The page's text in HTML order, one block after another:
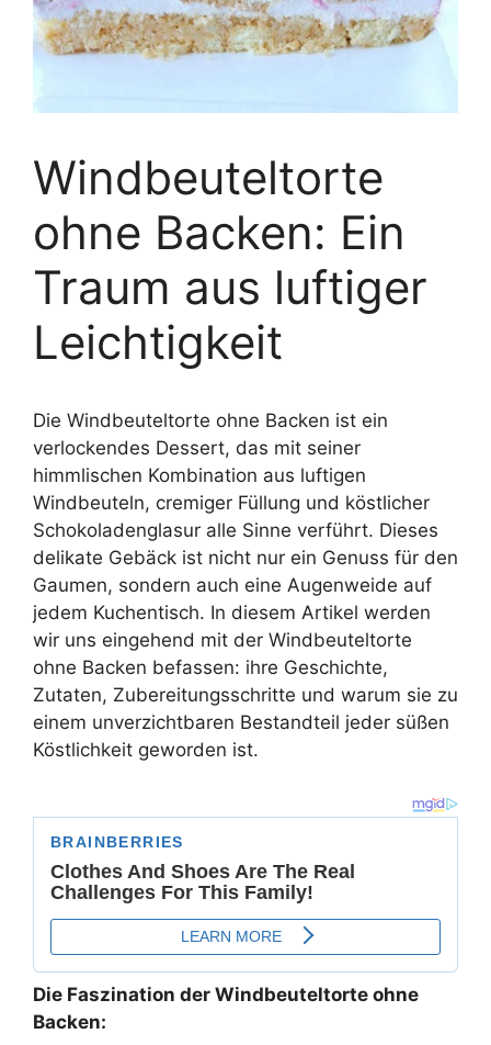
Windbeuteltorte
ohne Backen: Ein
Traum aus luftiger
Leichtigkeit
Die Windbeuteltorte ohne Backen ist ein
verlockendes Dessert, das mit seiner
himmlischen Kombination aus luftigen
Windbeuteln, cremiger Füllung und köstlicher
Schokoladenglasur alle Sinne verführt. Dieses
delikate Gebäck ist nicht nur ein Genuss für den
Gaumen, sondern auch eine Augenweide auf
jedem Kuchentisch. In diesem Artikel werden
wir uns eingehend mit der Windbeuteltorte
ohne Backen befassen: ihre Geschichte,
Zutaten, Zubereitungsschritte und warum sie zu
einem unverzichtbaren Bestandteil jeder süßen
Köstlichkeit geworden ist.
Die Faszination der Windbeuteltorte ohne
Backen: